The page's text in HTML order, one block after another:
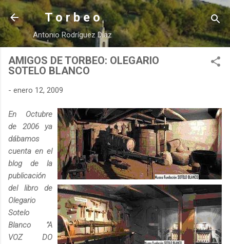
Ir al contenido principal
T o r b e o
Antonio Rodríguez Díaz
AMIGOS DE TORBEO: OLEGARIO
SOTELO BLANCO
- enero 12, 2009
En Octubre
de 2006 ya
dábamos
cuenta en el
blog de la
publicación
del libro de
Olegario
Sotelo
Blanco “A
VOZ DO